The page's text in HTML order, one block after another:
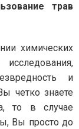
трав
химических
и
четко знаете
то в случае
Вы просто до